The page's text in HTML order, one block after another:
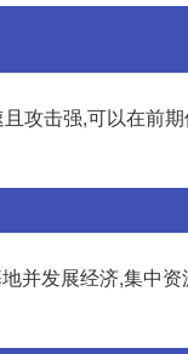
攻击强,可以在前
并发展经济,集中